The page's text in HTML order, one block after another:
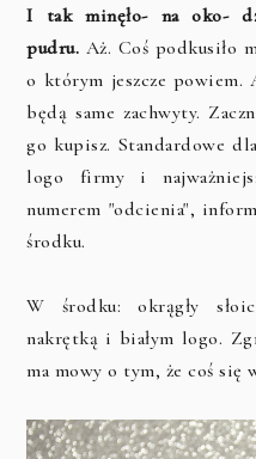
I tak minęło- na oko-
pudru. Aż. Coś podkusiło
o którym jeszcze
będą same zachwyty.
go kupisz. Standardowe
logo firmy i
numerem "odcienia",
środku.
W środku: okrągły
nakrętką i białym logo.
ma mowy o tym, że coś się